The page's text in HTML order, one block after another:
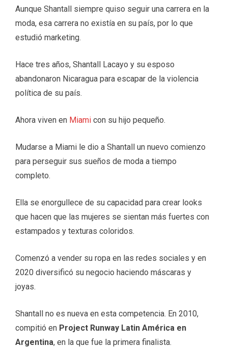
Aunque Shantall siempre quiso seguir una carrera en la
moda, esa carrera no existía en su país, por lo que
estudió marketing.
Hace tres años, Shantall Lacayo y su esposo
abandonaron Nicaragua para escapar de la violencia
política de su país.
Ahora viven en Miami con su hijo pequeño.
Mudarse a Miami le dio a Shantall un nuevo comienzo
para perseguir sus sueños de moda a tiempo
completo.
Ella se enorgullece de su capacidad para crear looks
que hacen que las mujeres se sientan más fuertes con
estampados y texturas coloridos.
Comenzó a vender su ropa en las redes sociales y en
2020 diversificó su negocio haciendo máscaras y
joyas.
Shantall no es nueva en esta competencia. En 2010,
compitió en Project Runway Latin América en
Argentina, en la que fue la primera finalista.